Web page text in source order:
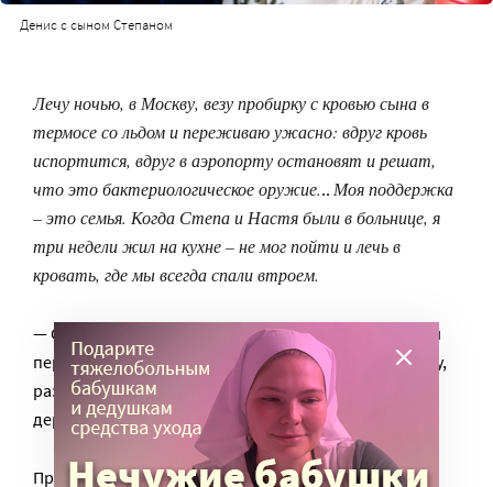
Денис с сыном Степаном
Лечу ночью, в Москву, везу пробирку с кровью сына в
термосе со льдом и переживаю ужасно: вдруг кровь
испортится, вдруг в аэропорту остановят и решат,
что это бактериологическое оружие... Моя поддержка
– это семья. Когда Степа и Настя были в больнице, я
три недели жил на кухне – не мог пойти и лечь в
кровать, где мы всегда спали втроем.
— Степан родился абсолютно здоровым ребенком и
первые месяцы совершенно нормально, по возрасту,
развивался: вовремя начал переворачиваться и
держать предметы, сел, пытался ползать.
Примерно в семь месяцев сын перенес вирусную